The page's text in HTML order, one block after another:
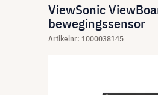
ViewSonic
bewegingssensor
Artikelnr: 1000038145